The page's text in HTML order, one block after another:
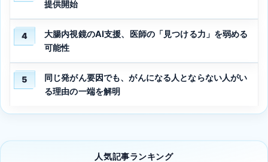
提供開始
4
大腸内視鏡のAI支援、医師の「見つける力」を弱める
可能性
5
同じ発がん要因でも、がんになる人とならない人がい
る理由の一端を解明
人気記事ランキング